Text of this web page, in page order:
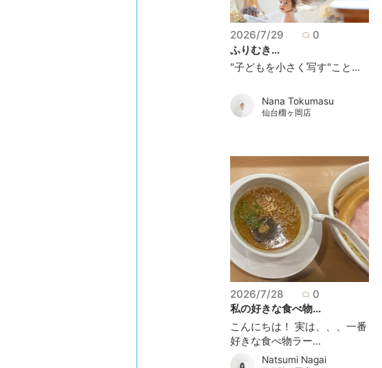
2026/7/29
0
ふりむき...
"子どもを小さく写す"こと...
Nana Tokumasu
仙台榴ヶ岡店
2026/7/28
0
私の好きな食べ物...
こんにちは！ 実は、、、一番
好きな食べ物ラー...
Natsumi Nagai